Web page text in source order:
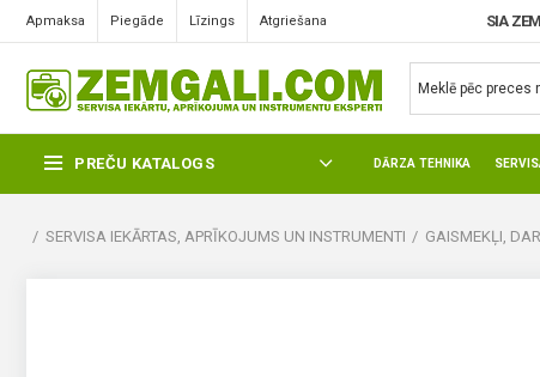
Apmaksa Piegāde Līzings Atgriešana SIA
PREČU KATALOGS DĀRZA TEHNIKA
SERVISA IEKĀRTAS, APRĪKOJUMS UN INSTRUMENTI GAISMEKĻI,